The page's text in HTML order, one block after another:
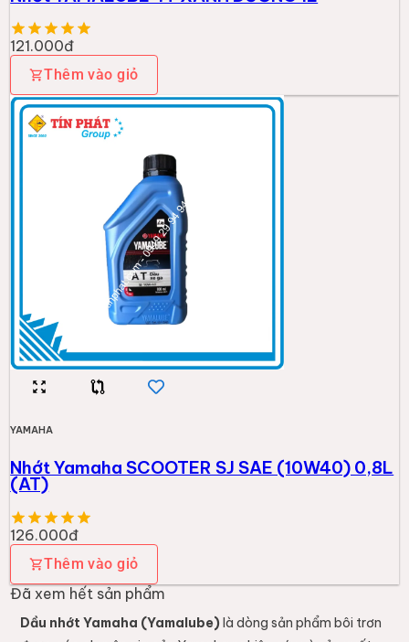
121.000đ
Thêm vào giỏ
YAMAHA
Nhớt Yamaha SCOOTER SJ SAE (10W40) 0,8L
(AT)
126.000đ
Thêm vào giỏ
Đã xem hết sản phẩm
Dầu nhớt Yamaha (Yamalube) là dòng sản phẩm bôi trơn